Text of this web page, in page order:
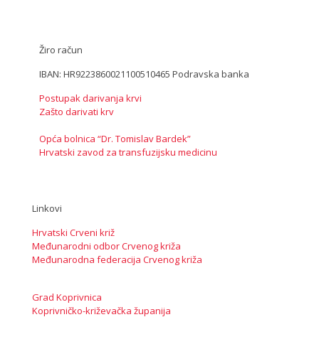
Žiro račun
IBAN: HR9223860021100510465 Podravska banka
Postupak darivanja krvi
Zašto darivati krv
Opća bolnica “Dr. Tomislav Bardek”
Hrvatski zavod za transfuzijsku medicinu
Linkovi
Hrvatski Crveni križ
Međunarodni odbor Crvenog križa
Međunarodna federacija Crvenog križa
Grad Koprivnica
Koprivničko-križevačka županija